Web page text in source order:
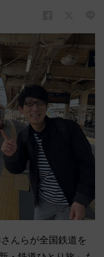
んらが全国鉄道を